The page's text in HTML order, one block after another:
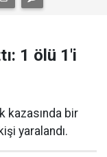
1 ölü 1'i
kazasında bir
yaralandı.